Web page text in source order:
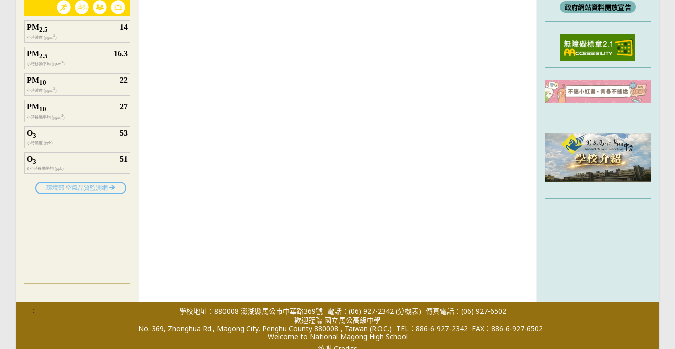
政府網站資料開放宣告
::: 學校地址：880008 澎湖縣馬公市中華路369號 電話：(06) 927-2342 (分機表) 傳真電話：(06) 927-6502
歡迎蒞臨 國立馬公高級中學
No. 369, Zhonghua Rd., Magong City, Penghu County 880008 , Taiwan (R.O.C.) TEL：886-6-927-2342 FAX：886-6-927-6502
Welcome to National Magong High School